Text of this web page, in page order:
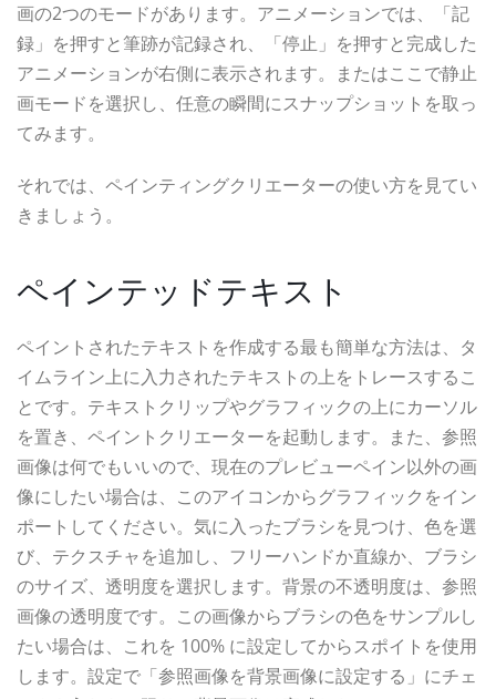
画の2つのモードがあります。アニメーションでは、「記
録」を押すと筆跡が記録され、「停止」を押すと完成した
アニメーションが右側に表示されます。またはここで静止
画モードを選択し、任意の瞬間にスナップショットを取っ
てみます。
それでは、ペインティングクリエーターの使い方を見てい
きましょう。
ペインテッドテキスト
ペイントされたテキストを作成する最も簡単な方法は、タ
イムライン上に入力されたテキストの上をトレースするこ
とです。テキストクリップやグラフィックの上にカーソル
を置き、ペイントクリエーターを起動します。また、参照
画像は何でもいいので、現在のプレビューペイン以外の画
像にしたい場合は、このアイコンからグラフィックをイン
ポートしてください。気に入ったブラシを見つけ、色を選
び、テクスチャを追加し、フリーハンドか直線か、ブラシ
のサイズ、透明度を選択します。背景の不透明度は、参照
画像の透明度です。この画像からブラシの色をサンプルし
たい場合は、これを 100% に設定してからスポイトを使用
します。設定で「参照画像を背景画像に設定する」にチェ